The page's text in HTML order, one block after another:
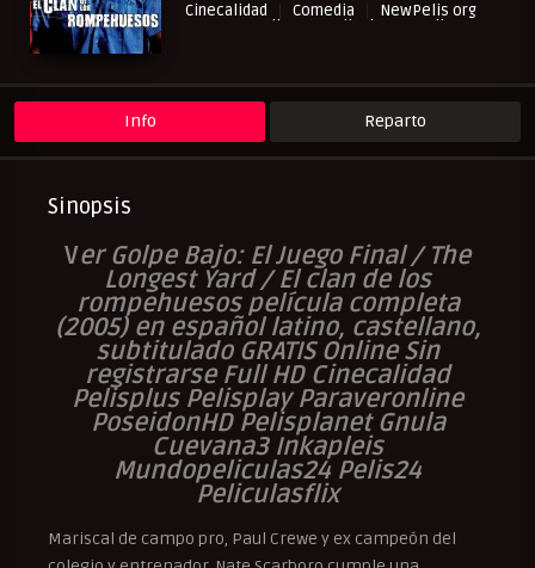
Cinecalidad
Comedia
NewPelis org
Paraveronline
Peliculas Castellano
Pelisplay
Pelispop
RepelisHD.TV
UltraPelisHD
Verpeliculasultra
Info Reparto
Sinopsis
Ver Golpe Bajo: El Juego Final / The
Longest Yard / El clan de los
rompehuesos película completa
(2005) en español latino, castellano,
subtitulado GRATIS Online Sin
registrarse Full HD Cinecalidad
Pelisplus Pelisplay Paraveronline
PoseidonHD Pelisplanet Gnula
Cuevana3 Inkapleis
Mundopeliculas24 Pelis24
Peliculasflix
Mariscal de campo pro, Paul Crewe y ex campeón del